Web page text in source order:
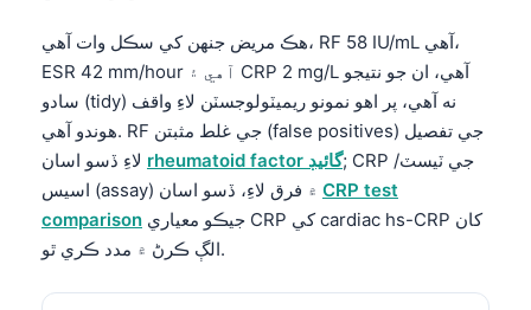
هڪ مريض جنهن کي سڪل وات آهي، RF 58 IU/mL آهي،
ESR 42 mm/hour آهي ۽ CRP 2 mg/L آهي، ان جو نتيجو
سادو (tidy) نه آهي، پر اهو نمونو ريميٽولوجسٽن لاءِ واقف
هوندو آهي. RF جي غلط مثبتن (false positives) جي تفصيل
rheumatoid factor گائيڊ; CRP جي ٽيسٽ/
CRP test
comparison
الڳ ڪرڻ ۾ مدد ڪري ٿو.